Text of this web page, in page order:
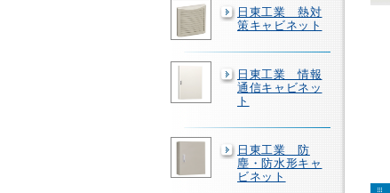
日東工業 熱対
策キャビネット
日東工業 情報
通信キャビネッ
ト
日東工業 防
塵・防水形キャ
ビネット